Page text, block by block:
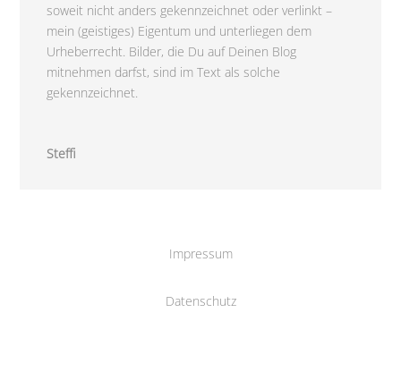
soweit nicht anders gekennzeichnet oder verlinkt –
mein (geistiges) Eigentum und unterliegen dem
Urheberrecht. Bilder, die Du auf Deinen Blog
mitnehmen darfst, sind im Text als solche
gekennzeichnet.
Steffi
Impressum
Datenschutz